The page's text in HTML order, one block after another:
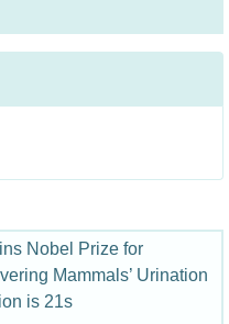
Nobel Prize for
Mammals’ Urination
is 21s